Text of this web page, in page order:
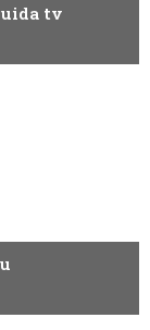
tv